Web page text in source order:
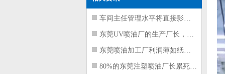
车间主任管理水平将直接影响东莞注塑件
东莞UV喷油厂的生产厂长，到底在给工
东莞喷油加工厂利润薄如纸？这四项基本
80%的东莞注塑喷油厂长累死累活，利